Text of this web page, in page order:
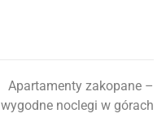
Apartamenty zakopane –
wygodne noclegi w górach